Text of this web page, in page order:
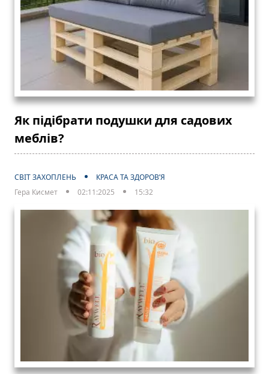
Як підібрати подушки для садових
меблів?
СВІТ ЗАХОПЛЕНЬ
КРАСА ТА ЗДОРОВ’Я
Гера Кисмет
02:11:2025 15:32